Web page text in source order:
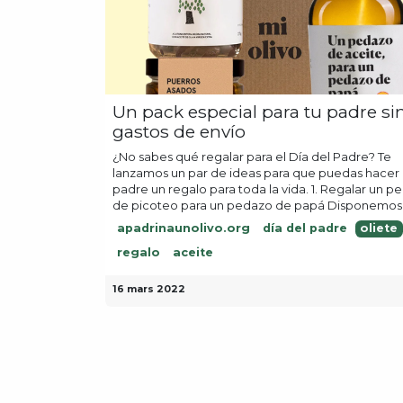
Un pack especial para tu padre
gastos de envío
¿No sabes qué regalar para el Día del Padre? Te
lanzamos un par de ideas para que puedas hacer
padre un regalo para toda la vida. 1. Regalar un
de picoteo para un pedazo de papá
apadrinaunolivo.org día del padre
oliete
regalo
aceite
16 mars 2022